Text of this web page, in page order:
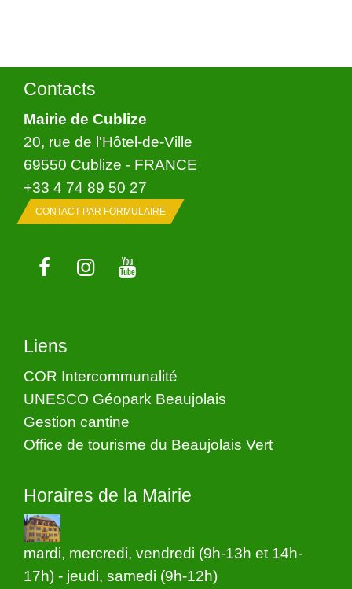
Contacts
Mairie de Cublize
20, rue de l'Hôtel-de-Ville
69550 Cublize - FRANCE
+33 4 74 89 50 27
CONTACT PAR FORMULAIRE
Liens
COR Intercommunalité
UNESCO Géopark Beaujolais
Gestion cantine
Office de tourisme du Beaujolais Vert
Horaires de la Mairie
mardi, mercredi, vendredi (9h-13h et 14h-
17h) - jeudi, samedi (9h-12h)